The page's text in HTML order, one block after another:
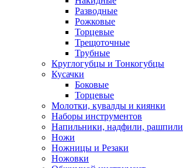
Разводные
Рожковые
Торцевые
Трещоточные
Трубные
Круглогубцы и Тонкогубцы
Кусачки
Боковые
Торцевые
Молотки, кувалды и киянки
Наборы инструментов
Напильники, надфили, рашпили
Ножи
Ножницы и Резаки
Ножовки